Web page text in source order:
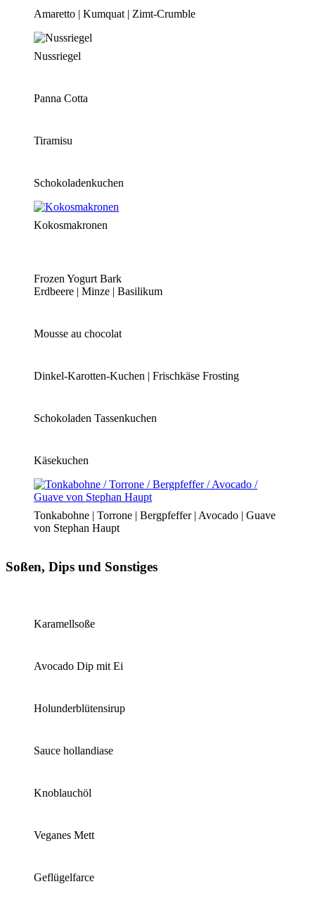
Amaretto | Kumquat | Zimt-Crumble
Nussriegel
Panna Cotta
Tiramisu
Schokoladenkuchen
Kokosmakronen
Frozen Yogurt Bark
Erdbeere | Minze | Basilikum
Mousse au chocolat
Dinkel-Karotten-Kuchen | Frischkäse Frosting
Schokoladen Tassenkuchen
Käsekuchen
Tonkabohne | Torrone | Bergpfeffer | Avocado | Guave
von Stephan Haupt
Soßen, Dips und Sonstiges
Karamellsoße
Avocado Dip mit Ei
Holunderblütensirup
Sauce hollandiase
Knoblauchöl
Veganes Mett
Geflügelfarce